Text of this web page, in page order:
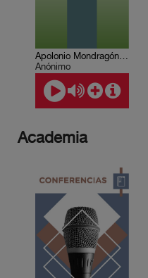
Apolonio Mondragón narra…
Anónimo
Academia